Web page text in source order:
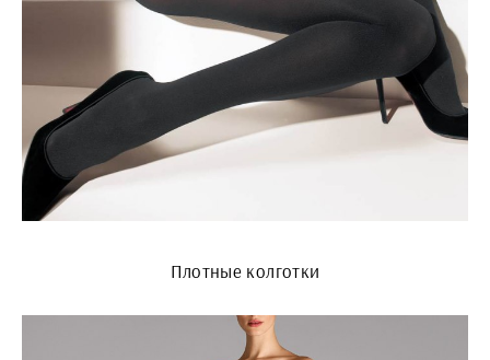
Плотные колготки